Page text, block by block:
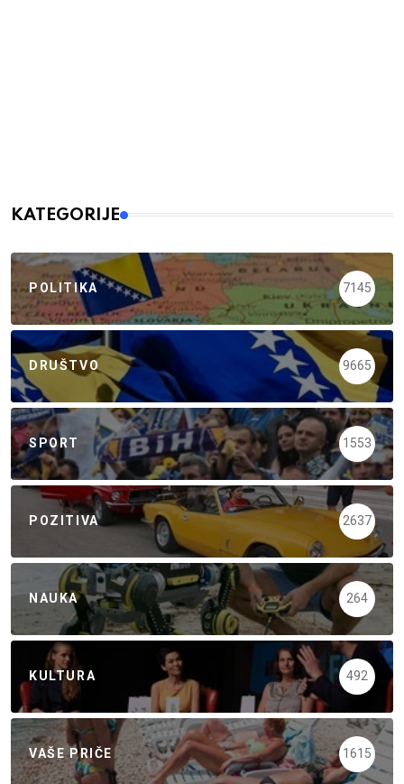
KATEGORIJE
POLITIKA 7145
DRUŠTVO 9665
SPORT 1553
POZITIVA 2637
NAUKA 264
KULTURA 492
VAŠE PRIČE 1615